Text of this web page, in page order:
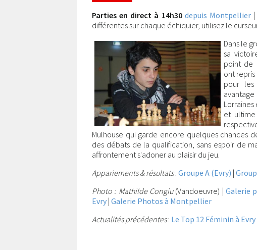
Parties en direct à 14h30 depuis Montpellier|
différentes sur chaque échiquier, utilisez le
Dans le
sa
point de
ont
pour
et
Mulhouse qui garde encore quelques chances
des débats de la qualification, sans espoir de
affrontement s'adoner au plaisir du jeu.
Appariements & résultats: Groupe A (Evry) |
Photo : Mathilde Congiu(Vandoeuvre) | Galerie
Evry | Galerie Photos à Montpellier
Actualités précédentes: Le Top 12 Féminin à